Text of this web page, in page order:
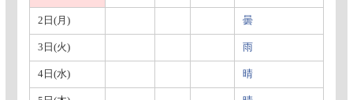
2日(月) 曇
3日(火) 雨
4日(水) 晴